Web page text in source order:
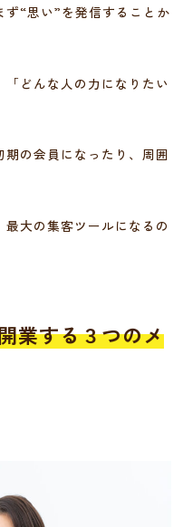
“思い”を発信することか
「どんな人の力になりたい
の会員になったり、周囲
大の集客ツールになるの
業する３つのメ